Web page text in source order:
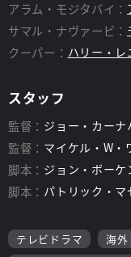
アラム・モジタバイ：
サマル・ナヴァービ：
クーパー： ハリー・レ
スタッフ
監督： ジョー・カーナ
監督： マイケル・W・
脚本： ジョン・ボーケ
脚本： パトリック・マ
テレビドラマ 海外